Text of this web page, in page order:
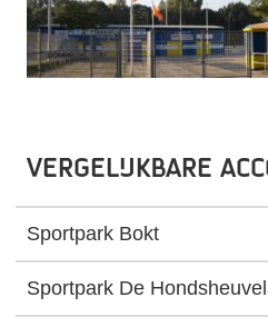
Vergelijkbare
Sportpark Bokt
Sportpark De